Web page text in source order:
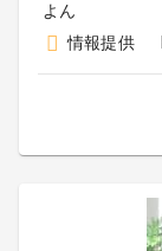
よん
情報提供